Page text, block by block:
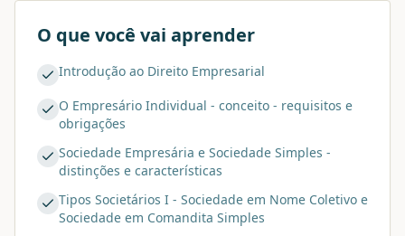
O que você vai aprender
Introdução ao Direito Empresarial
O Empresário Individual - conceito - requisitos e
obrigações
Sociedade Empresária e Sociedade Simples -
distinções e características
Tipos Societários I - Sociedade em Nome Coletivo e
Sociedade em Comandita Simples